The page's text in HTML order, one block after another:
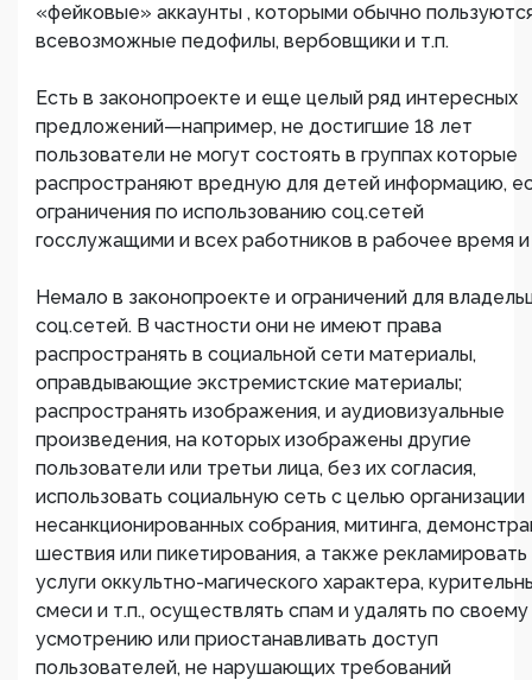
«фейковые» аккаунты , которыми обычно
всевозможные педофилы, вербовщики и т.п.
Есть в законопроекте и еще целый ряд интересных
предложений—например, не достигшие 18 лет
пользователи не могут состоять в группах которые
распространяют вредную для детей информацию,
ограничения по использованию соц.сетей
госслужащими и всех работников в рабочее время
Немало в законопроекте и ограничений для
соц.сетей. В частности они не имеют права
распространять в социальной сети материалы,
оправдывающие экстремистские материалы;
распространять изображения, и аудиовизуальные
произведения, на которых изображены другие
пользователи или третьи лица, без их согласия,
использовать социальную сеть с целью организации
несанкционированных собрания, митинга,
шествия или пикетирования, а также рекламировать
услуги оккультно-магического характера,
смеси и т.п., осуществлять спам и удалять по своему
усмотрению или приостанавливать доступ
пользователей, не нарушающих требований